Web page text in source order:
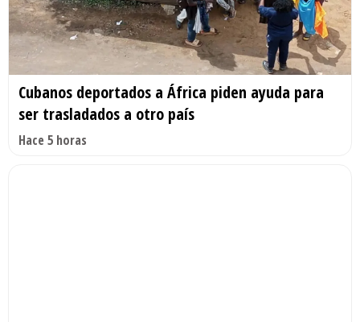
Cubanos deportados a África piden ayuda para
ser trasladados a otro país
Hace 5 horas